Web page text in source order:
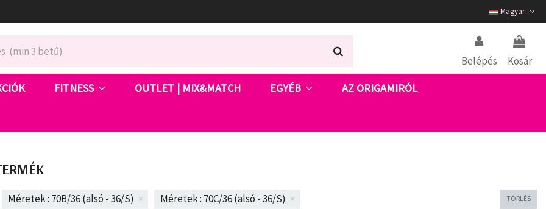
Magyar
Belépés Kosár
FITNESS OUTLET | MIX&MATCH EGYÉB AZ ORIGAMIRÓL
TÖRLÉS
Méretek : 70B/36 (alsó - 36/S) Méretek : 70C/36 (alsó - 36/S)